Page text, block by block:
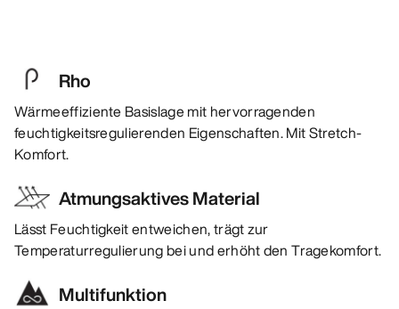
Rho
Wärmeeffiziente Basislage mit hervorragenden
feuchtigkeitsregulierenden Eigenschaften. Mit Stretch-
Komfort.
Atmungsaktives Material
Lässt Feuchtigkeit entweichen, trägt zur
Temperaturregulierung bei und erhöht den Tragekomfort.
Multifunktion